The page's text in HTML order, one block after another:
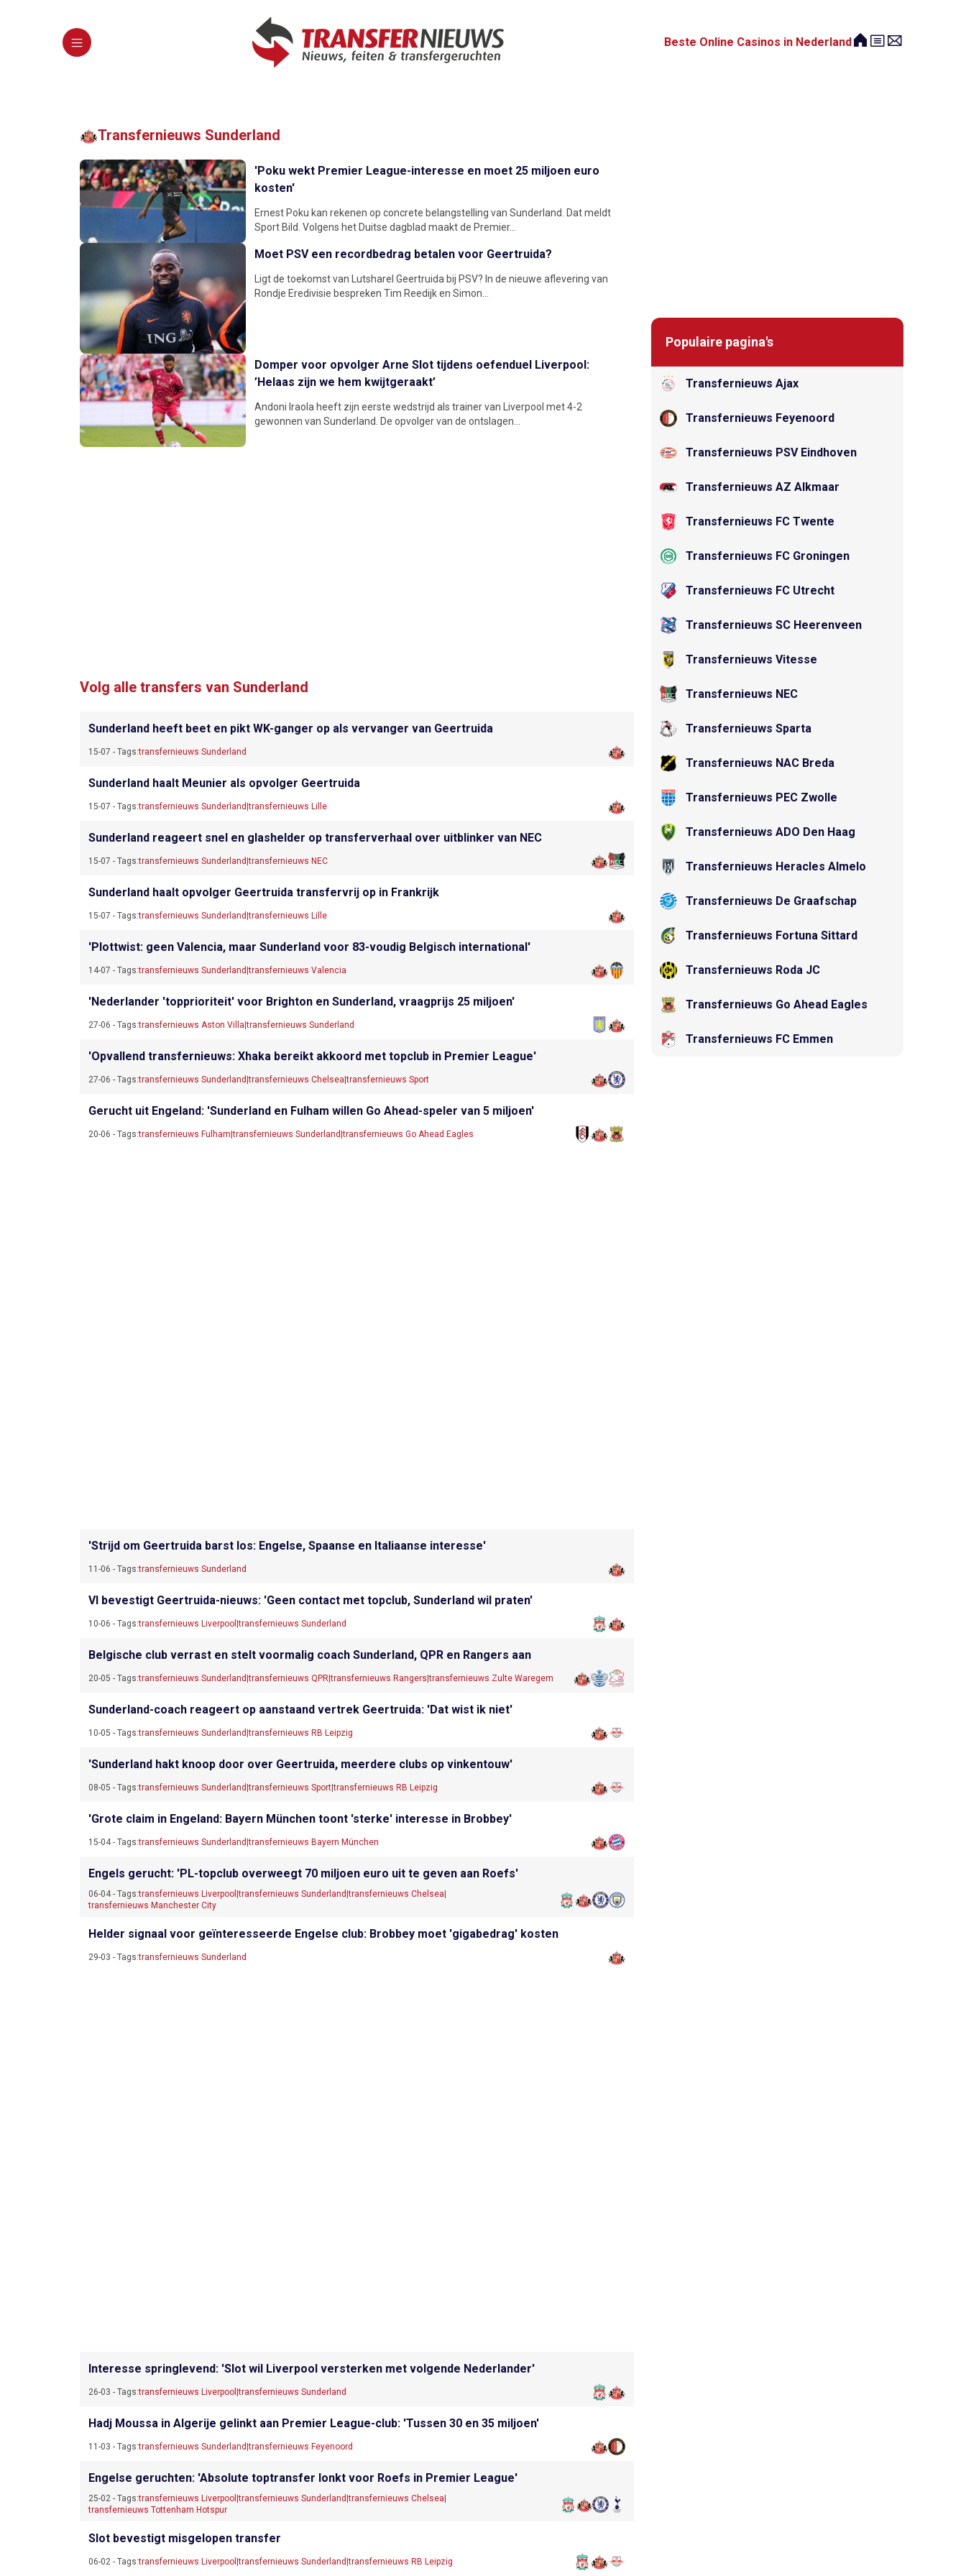
Beste Online Casinos in Nederland
Transfernieuws Sunderland
'Poku wekt Premier League-interesse en moet 25 miljoen euro
kosten'
Ernest Poku kan rekenen op concrete belangstelling van Sunderland. Dat meldt
Sport Bild. Volgens het Duitse dagblad maakt de Premier...
Moet PSV een recordbedrag betalen voor Geertruida?
Ligt de toekomst van Lutsharel Geertruida bij PSV? In de nieuwe aflevering van
Rondje Eredivisie bespreken Tim Reedijk en Simon...
Domper voor opvolger Arne Slot tijdens oefenduel Liverpool:
’Helaas zijn we hem kwijtgeraakt’
Andoni Iraola heeft zijn eerste wedstrijd als trainer van Liverpool met 4-2
gewonnen van Sunderland. De opvolger van de ontslagen...
Volg alle transfers van Sunderland
Sunderland heeft beet en pikt WK-ganger op als vervanger van Geertruida
15-07 - Tags:transfernieuws Sunderland
Sunderland haalt Meunier als opvolger Geertruida
15-07 - Tags:transfernieuws Sunderland |transfernieuws Lille
Sunderland reageert snel en glashelder op transferverhaal over uitblinker van NEC
15-07 - Tags:transfernieuws Sunderland |transfernieuws NEC
Sunderland haalt opvolger Geertruida transfervrij op in Frankrijk
15-07 - Tags:transfernieuws Sunderland |transfernieuws Lille
'Plottwist: geen Valencia, maar Sunderland voor 83-voudig Belgisch international'
14-07 - Tags:transfernieuws Sunderland |transfernieuws Valencia
'Nederlander 'topprioriteit' voor Brighton en Sunderland, vraagprijs 25 miljoen'
27-06 - Tags:transfernieuws Aston Villa |transfernieuws Sunderland
'Opvallend transfernieuws: Xhaka bereikt akkoord met topclub in Premier League'
27-06 - Tags:transfernieuws Sunderland |transfernieuws Chelsea |transfernieuws Sport
Gerucht uit Engeland: 'Sunderland en Fulham willen Go Ahead-speler van 5 miljoen'
20-06 - Tags:transfernieuws Fulham |transfernieuws Sunderland |transfernieuws Go Ahead Eagles
'Strijd om Geertruida barst los: Engelse, Spaanse en Italiaanse interesse'
11-06 - Tags:transfernieuws Sunderland
VI bevestigt Geertruida-nieuws: 'Geen contact met topclub, Sunderland wil praten'
10-06 - Tags:transfernieuws Liverpool |transfernieuws Sunderland
Belgische club verrast en stelt voormalig coach Sunderland, QPR en Rangers aan
20-05 - Tags:transfernieuws Sunderland |transfernieuws QPR|transfernieuws Rangers |transfernieuws Zulte Waregem
Sunderland-coach reageert op aanstaand vertrek Geertruida: 'Dat wist ik niet'
10-05 - Tags:transfernieuws Sunderland |transfernieuws RB Leipzig
'Sunderland hakt knoop door over Geertruida, meerdere clubs op vinkentouw'
08-05 - Tags:transfernieuws Sunderland |transfernieuws Sport|transfernieuws RB Leipzig
'Grote claim in Engeland: Bayern München toont 'sterke' interesse in Brobbey'
15-04 - Tags:transfernieuws Sunderland |transfernieuws Bayern München
Engels gerucht: 'PL-topclub overweegt 70 miljoen euro uit te geven aan Roefs'
06-04 - Tags:transfernieuws Liverpool |transfernieuws Sunderland |transfernieuws Chelsea
transfernieuws Manchester City
Helder signaal voor geïnteresseerde Engelse club: Brobbey moet 'gigabedrag' kosten
29-03 - Tags:transfernieuws Sunderland
Interesse springlevend: 'Slot wil Liverpool versterken met volgende Nederlander'
26-03 - Tags:transfernieuws Liverpool |transfernieuws Sunderland
Hadj Moussa in Algerije gelinkt aan Premier League-club: 'Tussen 30 en 35 miljoen'
11-03 - Tags:transfernieuws Sunderland |transfernieuws Feyenoord
Engelse geruchten: 'Absolute toptransfer lonkt voor Roefs in Premier League'
25-02 - Tags:transfernieuws Liverpool |transfernieuws Sunderland |transfernieuws Chelsea
transfernieuws Tottenham Hotspur
Slot bevestigt misgelopen transfer
06-02 - Tags:transfernieuws Liverpool |transfernieuws Sunderland |transfernieuws RB Leipzig
Populaire pagina's
Transfernieuws Ajax
Transfernieuws Feyenoord
Transfernieuws PSV Eindhoven
Transfernieuws AZ Alkmaar
Transfernieuws FC Twente
Transfernieuws FC Groningen
Transfernieuws FC Utrecht
Transfernieuws SC Heerenveen
Transfernieuws Vitesse
Transfernieuws NEC
Transfernieuws Sparta
Transfernieuws NAC Breda
Transfernieuws PEC Zwolle
Transfernieuws ADO Den Haag
Transfernieuws Heracles Almelo
Transfernieuws De Graafschap
Transfernieuws Fortuna Sittard
Transfernieuws Roda JC
Transfernieuws Go Ahead Eagles
Transfernieuws FC Emmen